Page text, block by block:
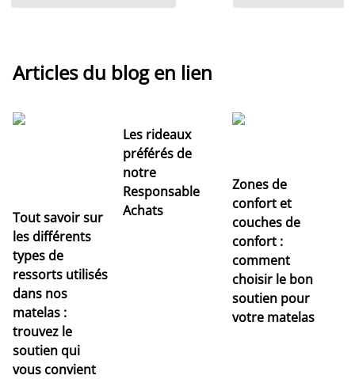
Articles du blog en lien
Tout savoir sur
les différents
types de
ressorts utilisés
dans nos
matelas :
trouvez le
soutien qui
vous convient
Les rideaux
préférés de
notre
Responsable
Achats
Zones de
confort et
couches de
confort :
comment
choisir le bon
soutien pour
votre matelas